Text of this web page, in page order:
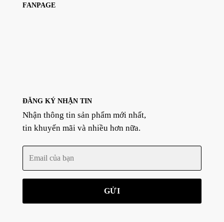
FANPAGE
ĐĂNG KÝ NHẬN TIN
Nhận thông tin sản phẩm mới nhất,
tin khuyến mãi và nhiều hơn nữa.